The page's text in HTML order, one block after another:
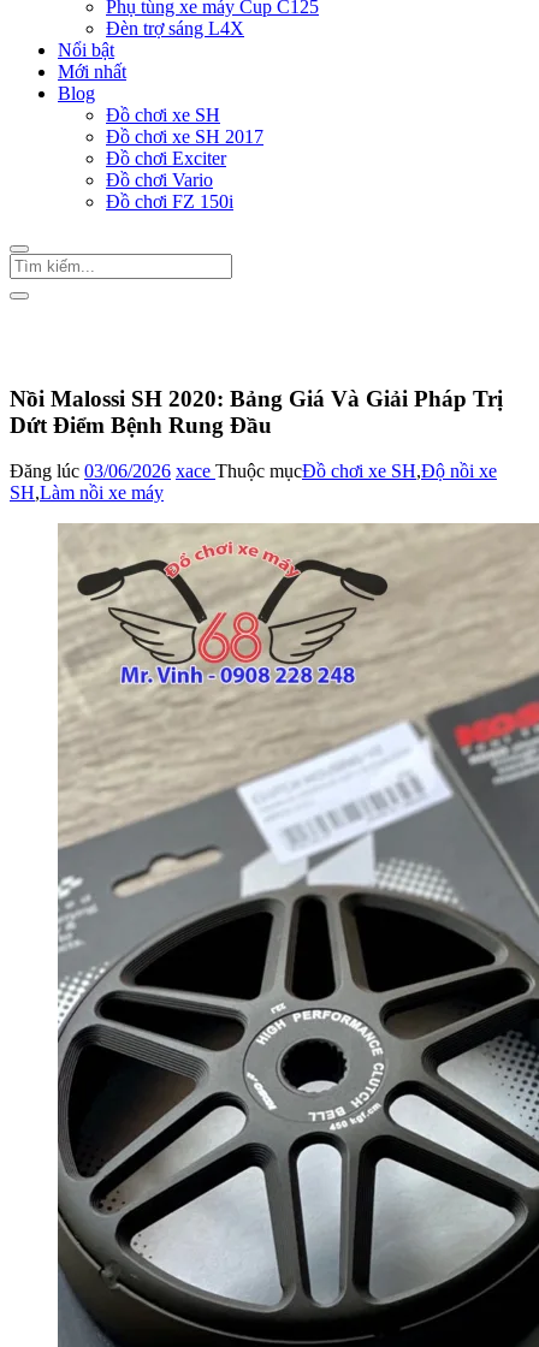
Phụ tùng xe máy Cup C125
Đèn trợ sáng L4X
Nổi bật
Mới nhất
Blog
Đồ chơi xe SH
Đồ chơi xe SH 2017
Đồ chơi Exciter
Đồ chơi Vario
Đồ chơi FZ 150i
Nồi Malossi SH 2020: Bảng Giá Và Giải Pháp Trị
Dứt Điểm Bệnh Rung Đầu
Đăng lúc 03/06/2026 xace Thuộc mụcĐồ chơi xe SH,Độ nồi xe
SH,Làm nồi xe máy